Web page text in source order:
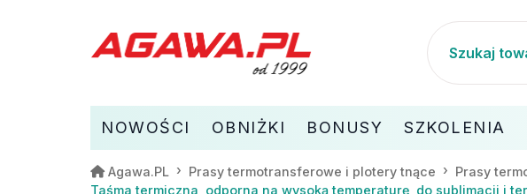
NOWOŚCI OBNIŻKI BONUSY SZKOLENIA
Agawa.PL Prasy termotransferowe i plotery tnące Prasy
Taśma termiczna, odporna na wysoką temperaturę, do sublimacji i